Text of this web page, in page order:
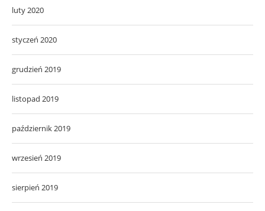
luty 2020
styczeń 2020
grudzień 2019
listopad 2019
październik 2019
wrzesień 2019
sierpień 2019